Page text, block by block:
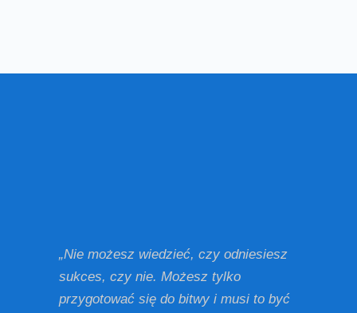
„Nie możesz wiedzieć, czy odniesiesz
sukces, czy nie. Możesz tylko
przygotować się do bitwy i musi to być